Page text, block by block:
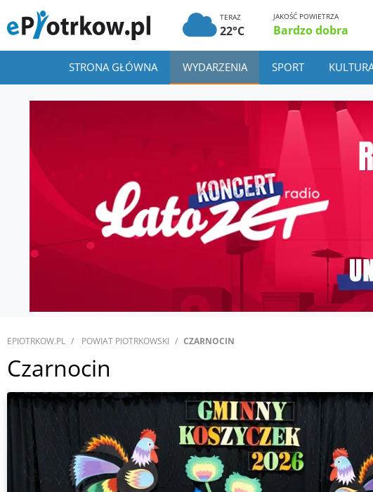
TERAZ
22°C
JAKOŚĆ POWIETRZA
Bardzo dobra
STRONA GŁÓWNA WYDARZENIA SPORT
EPIOTRKOW.PL POWIAT PIOTRKOWSKI CZARNOCIN
Czarnocin